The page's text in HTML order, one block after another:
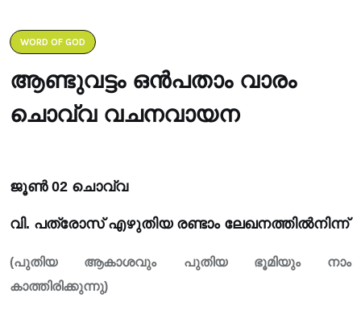
WORD OF GOD
ആണ്ടുവട്ടം ഒൻപതാം വാരം
ചൊവ്വ വചനവായന
ജൂൺ 02 ചൊവ്വ
വി. പത്രോസ് എഴുതിയ രണ്ടാം ലേഖനത്തിൽനിന്ന്
(പുതിയ ആകാശവും പുതിയ ഭൂമിയും നാം
കാത്തിരിക്കുന്നു)